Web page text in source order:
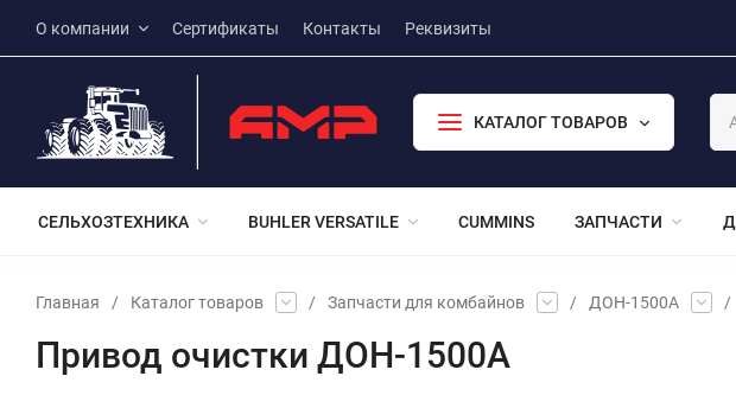
О компании Сертификаты Контакты Реквизиты
КАТАЛОГ ТОВАРОВ
СЕЛЬХОЗТЕХНИКА BUHLER VERSATILE CUMMINS ЗАПЧАСТИ
Главная / Каталог товаров / Запчасти для комбайнов / ДОН-1500А /
Привод очистки ДОН-1500А